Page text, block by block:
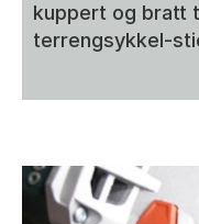
kuppert og bratt
terrengsykkel-